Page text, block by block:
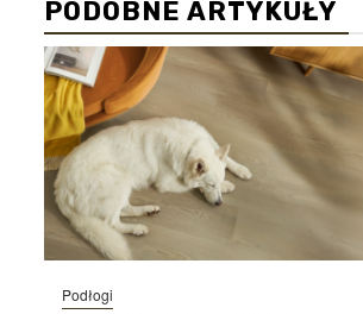
PODOBNE ARTYKUŁY
Podłogi